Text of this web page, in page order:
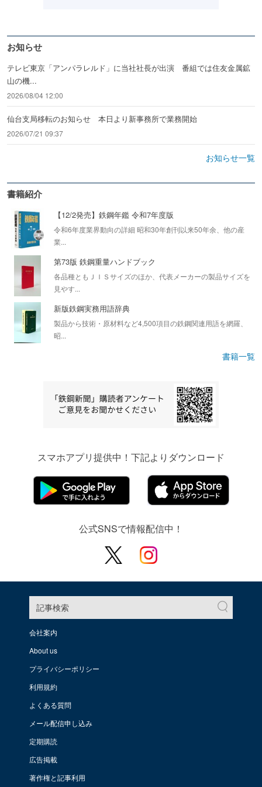
お知らせ
テレビ東京「アンパラレルド」に当社社長が出演 番組では住友金属鉱
山の機...
2026/08/04 12:00
仙台支局移転のお知らせ 本日より新事務所で業務開始
2026/07/21 09:37
お知らせ一覧
書籍紹介
【12/2発売】鉄鋼年鑑 令和7年度版
令和6年度業界動向の詳細 昭和30年創刊以来50年余、他の産
業...
第73版 鉄鋼重量ハンドブック
各品種ともＪＩＳサイズのほか、代表メーカーの製品サイズを
見やす...
新版鉄鋼実務用語辞典
製品から技術・原材料など4,500項目の鉄鋼関連用語を網羅、
昭...
書籍一覧
スマホアプリ提供中！下記よりダウンロード
公式SNSで情報配信中！
記事検索
会社案内
About us
プライバシーポリシー
利用規約
よくある質問
メール配信申し込み
定期購読
広告掲載
著作権と記事利用